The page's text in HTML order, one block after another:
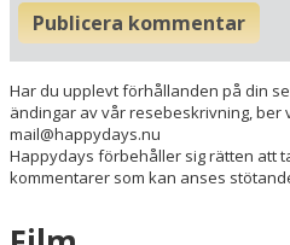
Flygplatser
Museer
Radie runt hotellet:
Hitta vägen till hotellet
Feldbergstrasse 9
Publicera kommentar
Har du upplevt förhållanden på din
ändingar av vår resebeskrivning, ber
mail@happydays.nu
Happydays förbehåller sig rätten att
kommentarer som kan anses